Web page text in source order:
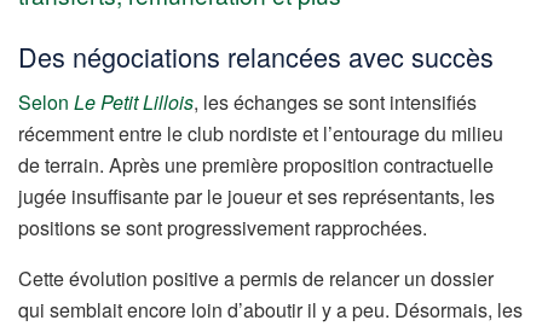
Des négociations relancées avec succès
Selon Le Petit Lillois, les échanges se sont intensifiés
récemment entre le club nordiste et l’entourage du milieu
de terrain. Après une première proposition contractuelle
jugée insuffisante par le joueur et ses représentants, les
positions se sont progressivement rapprochées.
Cette évolution positive a permis de relancer un dossier
qui semblait encore loin d’aboutir il y a peu. Désormais, les